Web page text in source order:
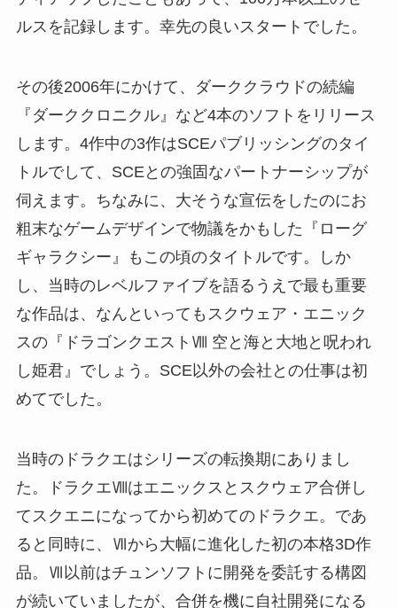
ルスを記録します。幸先の良いスタートでした。
その後2006年にかけて、ダーククラウドの続編
『ダーククロニクル』など4本のソフトをリリース
します。4作中の3作はSCEパブリッシングのタイ
トルでして、SCEとの強固なパートナーシップが
伺えます。ちなみに、大そうな宣伝をしたのにお
粗末なゲームデザインで物議をかもした『ローグ
ギャラクシー』もこの頃のタイトルです。しか
し、当時のレベルファイブを語るうえで最も重要
な作品は、なんといってもスクウェア・エニック
スの『ドラゴンクエストⅧ 空と海と大地と呪われ
し姫君』でしょう。SCE以外の会社との仕事は初
めてでした。
当時のドラクエはシリーズの転換期にありまし
た。ドラクエⅧはエニックスとスクウェア合併し
てスクエニになってから初めてのドラクエ。であ
ると同時に、Ⅶから大幅に進化した初の本格3D作
品。Ⅶ以前はチュンソフトに開発を委託する構図
が続いていましたが、合併を機に自社開発になる